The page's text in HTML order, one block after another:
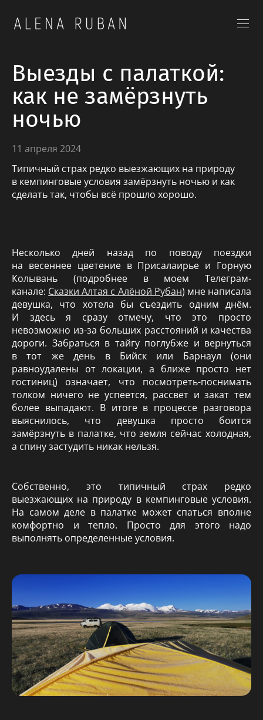
Выезды с палаткой:
как не замёрзнуть
ночью
11 апреля 2024
Типичный страх редко выезжающих на природу
в кемпинговые условия замёрзнуть ночью и как
сделать так, чтобы всё прошло хорошо.
Несколько дней назад по поводу поездки
на весеннее цветение в Присалаирье и Горную
Колывань (подробнее в моем Телеграм-
канале: Сказки Алтая с Алёной Рубан) мне написала
девушка, что хотела бы съездить одним днём.
И здесь я сразу отмечу, что это просто
невозможно из-за больших расстояний и качества
дороги. Забраться в тайгу поглубже и вернуться
в тот же день в Бийск или Барнаул (они
равноудалены от локации, а ближе просто нет
гостиниц) означает, что посмотреть-поснимать
толком ничего не успеется, рассвет и закат тем
более выпадают. В итоге в процессе разговора
выяснилось, что девушка просто боится
замёрзнуть в палатке, что земля сейчас холодная,
а спину застудить никак нельзя.
Собственно, это типичный страх редко
выезжающих на природу в кемпинговые условия.
На самом деле в палатке может спаться вполне
комфортно и тепло. Просто для этого надо
выполнять определенные условия.